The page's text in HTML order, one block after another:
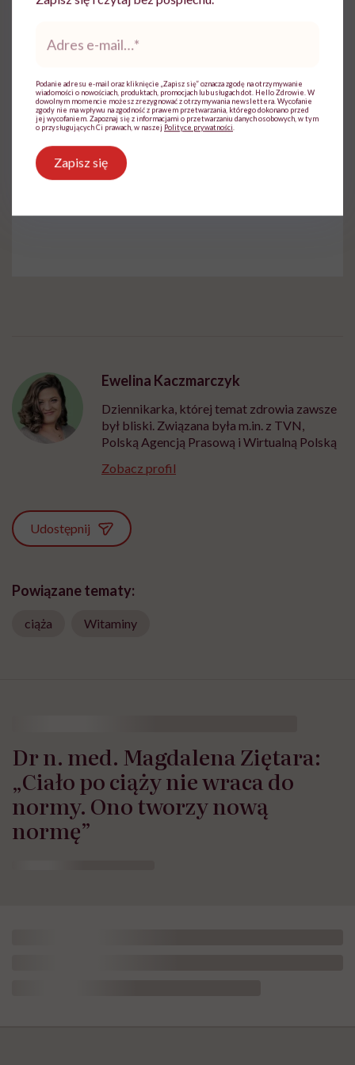
Do wyświetlenia tego materiału z zewnętrznego
serwisu (Instagram, Facebook, YouTube, itp.)
wymagana jest zgoda na pliki cookie.
Ewelina Kaczmarczyk
Dziennikarka, której temat zdrowia zawsze
był bliski. Związana była m.in. z TVN,
Polską Agencją Prasową i Wirtualną Polską
Zobacz profil
Udostępnij
Powiązane tematy:
ciąża Witaminy
Dr n. med. Magdalena Ziętara:
„Ciało po ciąży nie wraca do
normy. Ono tworzy nową
normę”
mail*
Podanie adresu e-mail oraz kliknięcie „Zapisz się” oznacza zgodę na otrzymywanie
wiadomości o nowościach, produktach, promocjach lub usługach dot. Hello Zdrowie. W
dowolnym momencie możesz zrezygnować z otrzymywania newslettera. Wycofanie
zgody nie ma wpływu na zgodność z prawem przetwarzania, którego dokonano przed
jej wycofaniem. Zapoznaj się z informacjami o przetwarzaniu danych osobowych, w tym
o przysługujących Ci prawach, w naszej Polityce prywatności
Zapisz się